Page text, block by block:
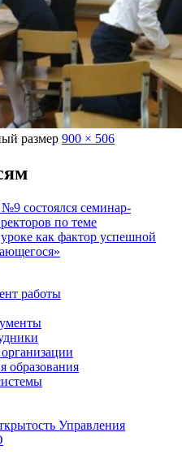
размер 900 × 506
состоялся семинар-
по теме
как фактор успешной
работы
образования
Управления